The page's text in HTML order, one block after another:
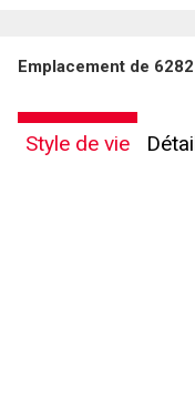
Emplacement de
Style de vie